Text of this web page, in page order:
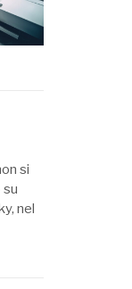
si
su
nel